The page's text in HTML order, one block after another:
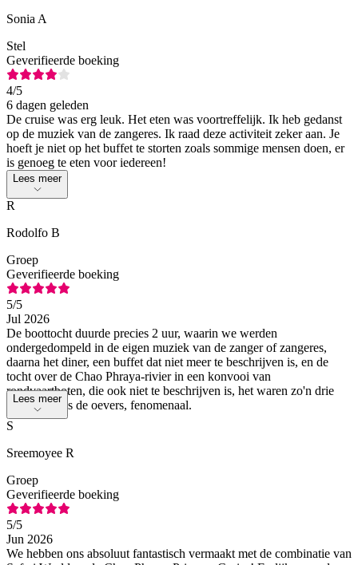
Sonia A
Stel
Geverifieerde boeking
4/5
6 dagen geleden
De cruise was erg leuk. Het eten was voortreffelijk. Ik heb gedanst
op de muziek van de zangeres. Ik raad deze activiteit zeker aan. Je
hoeft je niet op het buffet te storten zoals sommige mensen doen, er
is genoeg te eten voor iedereen!
Lees meer
R
Rodolfo B
Groep
Geverifieerde boeking
5/5
Jul 2026
De boottocht duurde precies 2 uur, waarin we werden
ondergedompeld in de eigen muziek van de zanger of zangeres,
daarna het diner, een buffet dat niet meer te beschrijven is, en de
tocht over de Chao Phraya-rivier in een konvooi van
rondvaartboten, die ook niet te beschrijven is, het waren zo'n drie
rondjes langs de oevers, fenomenaal.
Lees meer
S
Sreemoyee R
Groep
Geverifieerde boeking
5/5
Jun 2026
We hebben ons absoluut fantastisch vermaakt met de combinatie van